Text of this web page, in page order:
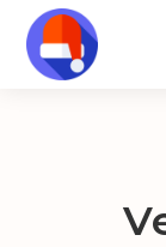
Salta
contenuto